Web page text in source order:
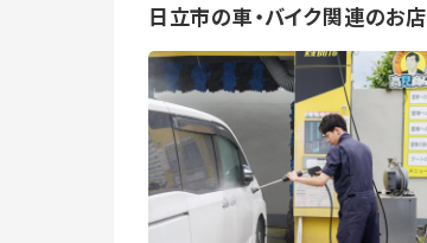
日立市の車・バイク関連のお店